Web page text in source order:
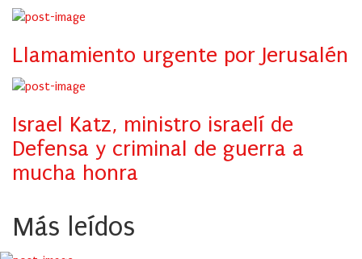
Llamamiento urgente por Jerusalén
Israel Katz, ministro israelí de
Defensa y criminal de guerra a
mucha honra
Más leídos